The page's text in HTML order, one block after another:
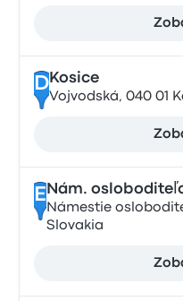
DKosice
Vojvodská, 040 01
E Nám.
Námestie
Slovakia